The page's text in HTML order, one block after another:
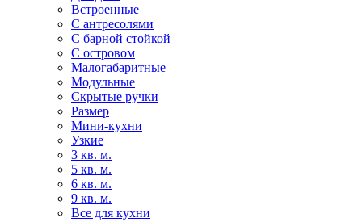
Встроенные
С антресолями
С барной стойкой
С островом
Малогабаритные
Модульные
Скрытые ручки
Размер
Мини-кухни
Узкие
3 кв. м.
5 кв. м.
6 кв. м.
9 кв. м.
Все для кухни